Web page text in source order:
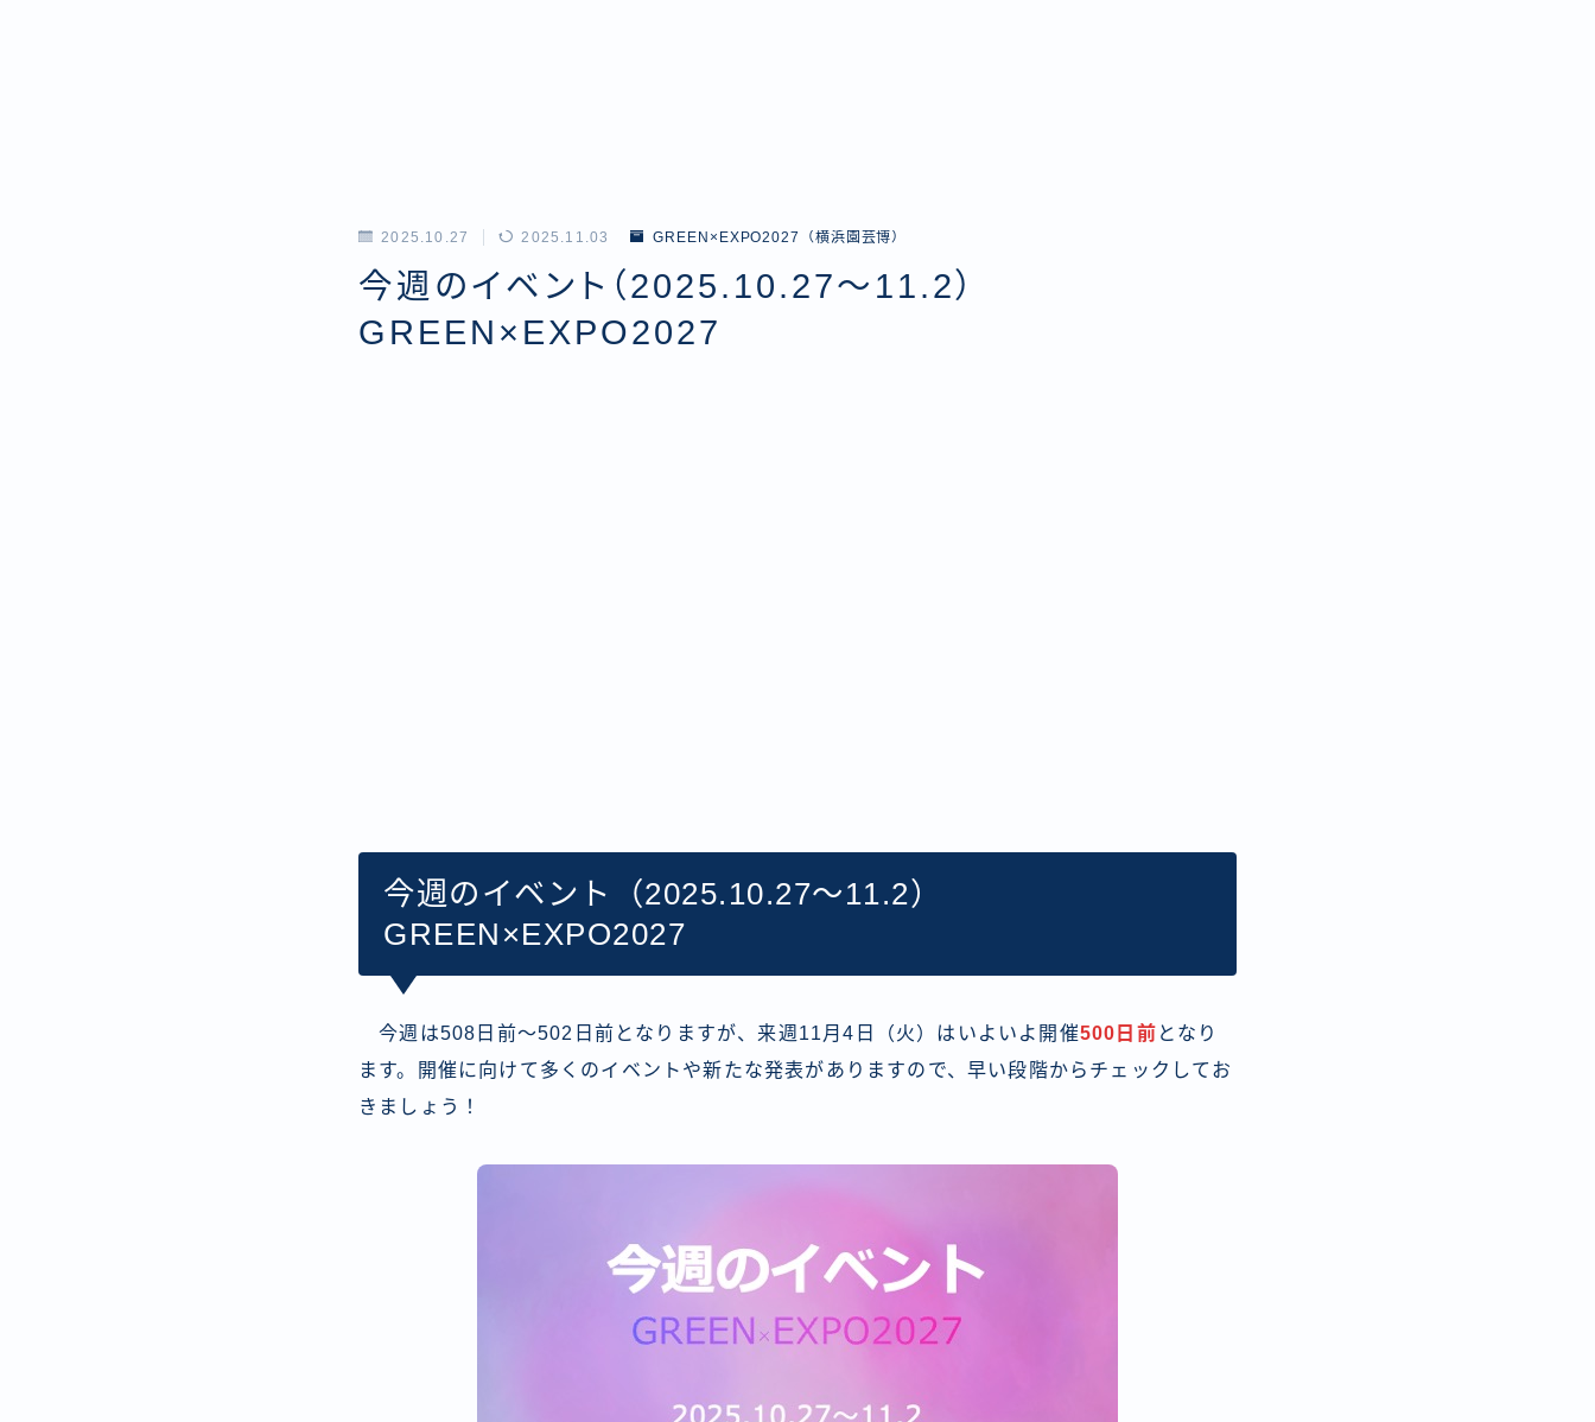
2025.10.27 2025.11.03 GREEN×EXPO2027（横浜園芸博）
今週のイベント（2025.10.27〜11.2）
GREEN×EXPO2027
今週のイベント（2025.10.27〜11.2）
GREEN×EXPO2027
今週は508日前〜502日前となりますが、来週11月4日（火）はいよいよ開催500日前 となり
ます。開催に向けて多くのイベントや新たな発表がありますので、早い段階からチェックしてお
きましょう！